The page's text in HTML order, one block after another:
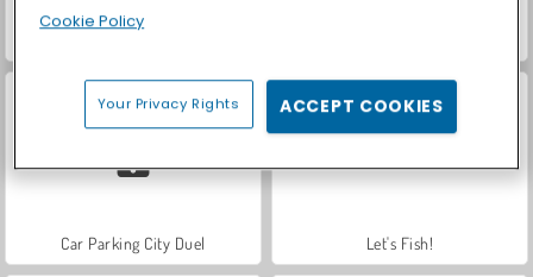
Car Parking City Duel Let's Fish!
Cookie Policy
Your Privacy Rights ACCEPT COOKIES